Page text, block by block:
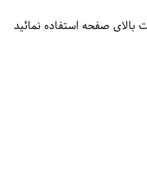
بالای صفحه استفاده نمائید